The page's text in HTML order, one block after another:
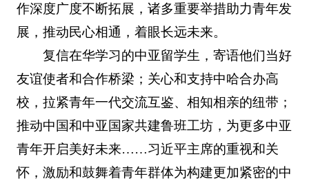
作深度广度不断拓展，诸多重要举措助力青年发
展，推动民心相通，着眼长远未来。
复信在华学习的中亚留学生，寄语他们当好
友谊使者和合作桥梁；关心和支持中哈合办高
校，拉紧青年一代交流互鉴、相知相亲的纽带；
推动中国和中亚国家共建鲁班工坊，为更多中亚
青年开启美好未来……习近平主席的重视和关
怀，激励和鼓舞着青年群体为构建更加紧密的中